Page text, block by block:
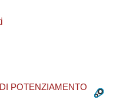
POTENZIAMENTO